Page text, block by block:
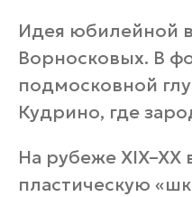
Идея юбилейной
Ворносковых. В
подмосковной
Кудрино, где
На рубеже
пластическую